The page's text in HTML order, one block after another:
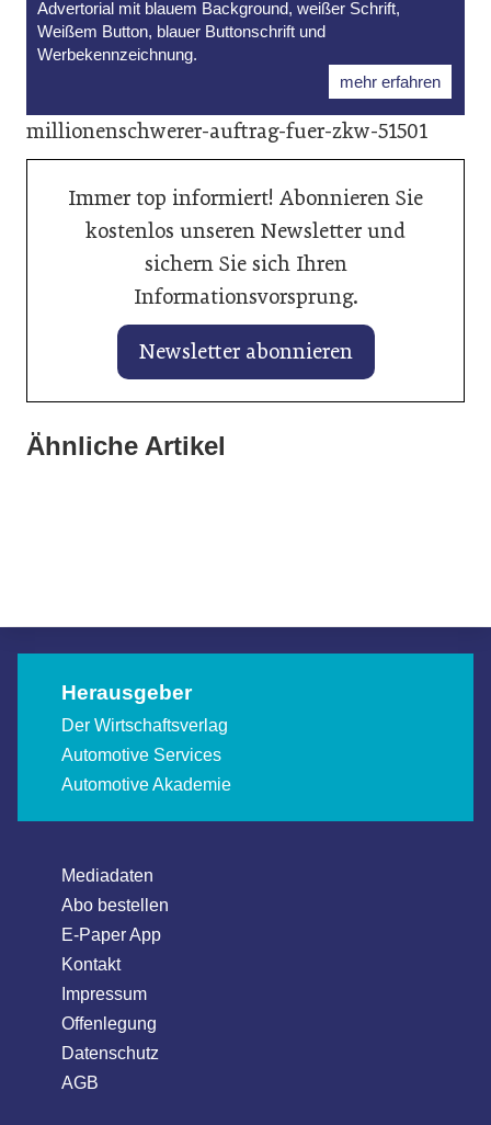
Advertorial mit blauem Background, weißer Schrift,
Weißem Button, blauer Buttonschrift und
Werbekennzeichnung.
mehr erfahren
millionenschwerer-auftrag-fuer-zkw-51501
Immer top informiert! Abonnieren Sie
kostenlos unseren Newsletter und
sichern Sie sich Ihren
Informationsvorsprung.
Newsletter abonnieren
Ähnliche Artikel
27. Januar 2026
Banner vertieft Zusammenarbeit mit
Gabriel Felbermayr analysiert die neue
Herausgeber
Der Wirtschaftsverlag
Automotive Services
Automotive Akademie
Mediadaten
Abo bestellen
E-Paper App
Kontakt
Impressum
Offenlegung
Datenschutz
AGB